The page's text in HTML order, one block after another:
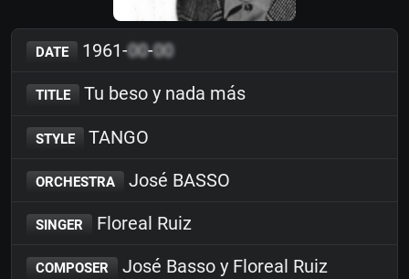
DATE 1961-00-00
TITLE Tu beso y nada más
STYLE TANGO
ORCHESTRA José BASSO
SINGER Floreal Ruiz
COMPOSER José Basso y Floreal Ruiz